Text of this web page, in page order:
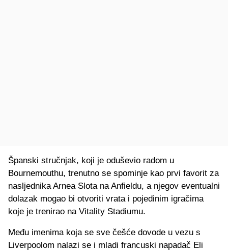
Španski stručnjak, koji je oduševio radom u
Bournemouthu, trenutno se spominje kao prvi favorit za
nasljednika Arnea Slota na Anfieldu, a njegov eventualni
dolazak mogao bi otvoriti vrata i pojedinim igračima
koje je trenirao na Vitality Stadiumu.
Među imenima koja se sve češće dovode u vezu s
Liverpoolom nalazi se i mladi francuski napadač Eli